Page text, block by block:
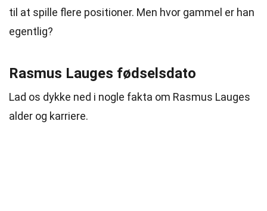
til at spille flere positioner. Men hvor gammel er han
egentlig?
Rasmus Lauges fødselsdato
Lad os dykke ned i nogle fakta om Rasmus Lauges
alder og karriere.